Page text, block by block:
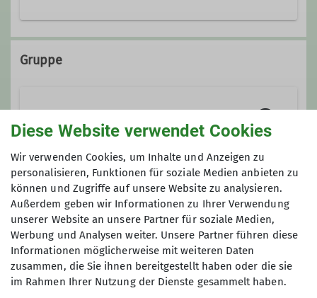
Kontakt aufnehmen
Gruppe
Hier wird alles gesammelt, was die
Sektion betrifft und keiner anderen
Gruppe zugeordnet werden kann.
Kontakt aufnehmen
Maximale Teilnehmeranzahl
6
Diese Website verwendet Cookies
Wir verwenden Cookies, um Inhalte und Anzeigen zu
personalisieren, Funktionen für soziale Medien anbieten zu
können und Zugriffe auf unsere Website zu analysieren.
Außerdem geben wir Informationen zu Ihrer Verwendung
unserer Website an unsere Partner für soziale Medien,
Werbung und Analysen weiter. Unsere Partner führen diese
Informationen möglicherweise mit weiteren Daten
zusammen, die Sie ihnen bereitgestellt haben oder die sie
im Rahmen Ihrer Nutzung der Dienste gesammelt haben.